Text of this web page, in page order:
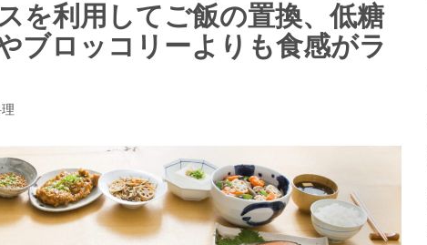
を利用してご飯の置換、低糖
ブロッコリーよりも食感がラ